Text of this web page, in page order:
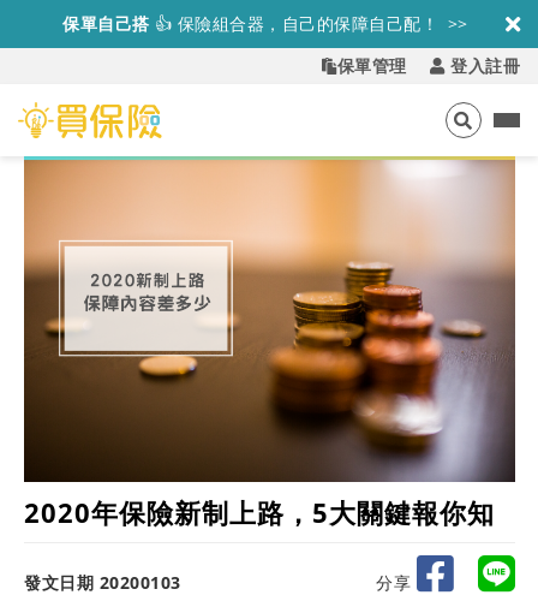
保單自己搭 👍 保險組合器，自己的保障自己配！ >>
保單管理
登入註冊
2020年保險新制上路，5大關鍵報你知
發文日期 20200103
分享